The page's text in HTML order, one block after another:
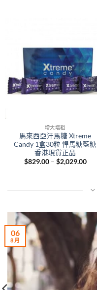
增大增粗
馬來西亞汗馬糖 Xtreme
Candy 1盒30粒 悍馬糖藍糖
香港現貨正品
$829.00 – $2,029.00
06
8 月